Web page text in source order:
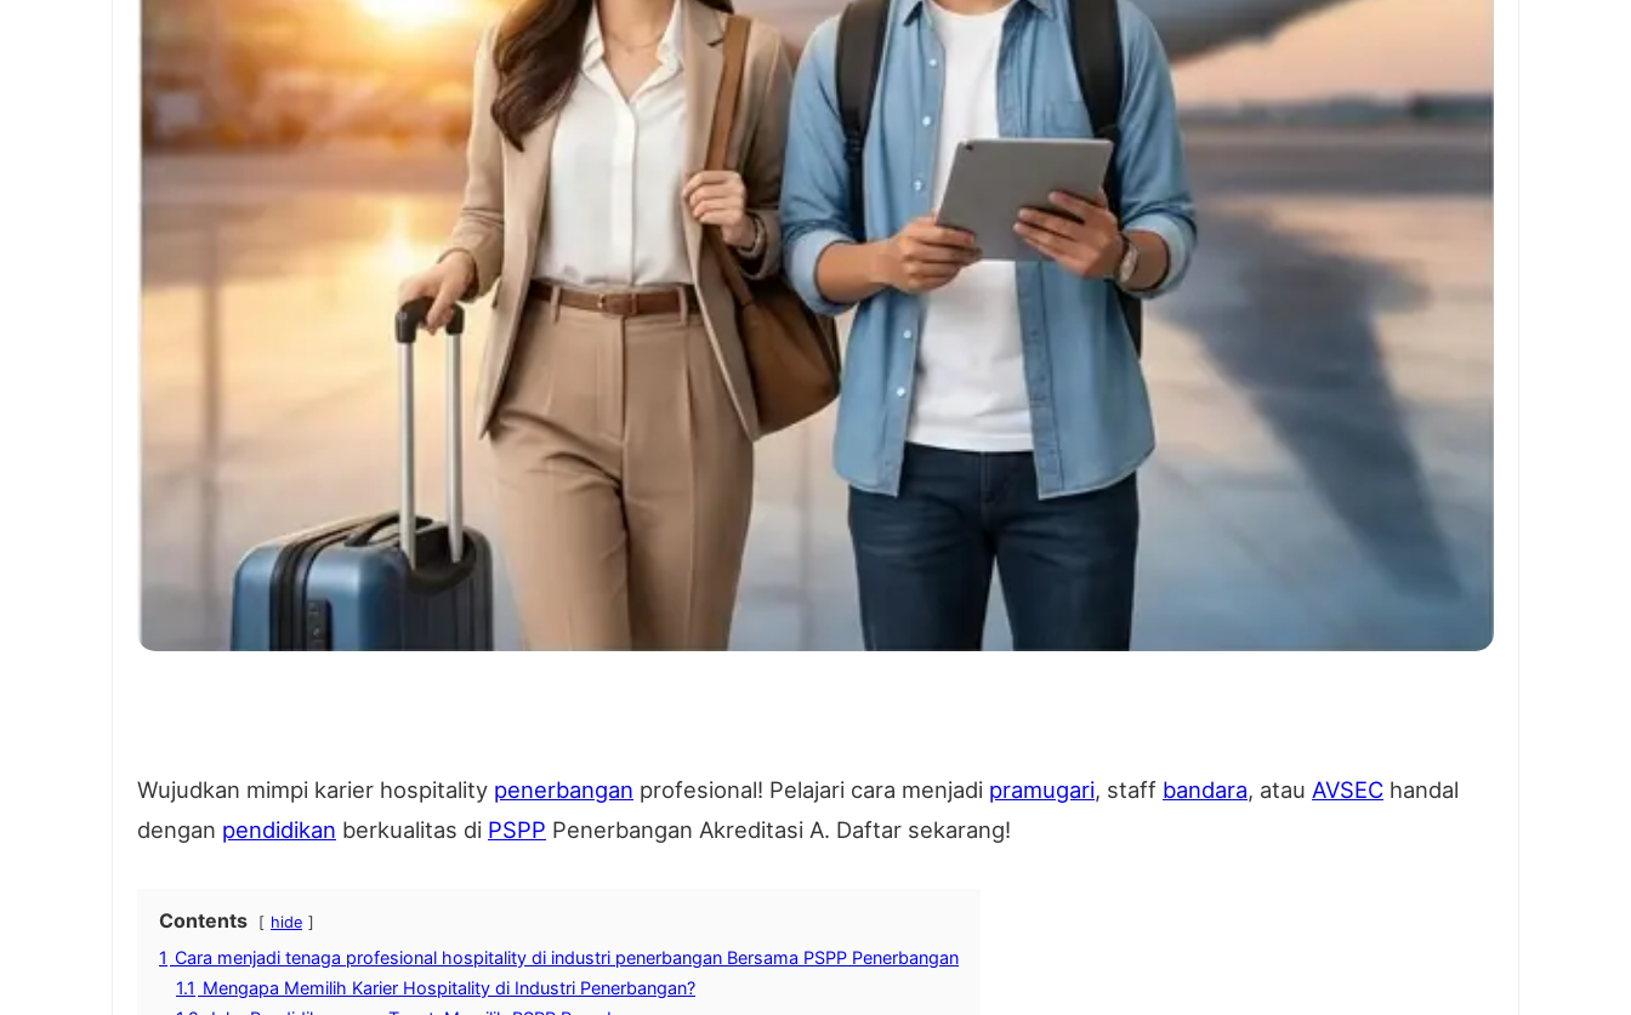
Wujudkan mimpi karier hospitality penerbangan profesional! Pelajari cara menjadi pramugari, staff bandara, atau AVSEC handal
dengan pendidikan berkualitas di PSPP Penerbangan Akreditasi A. Daftar sekarang!
Contents hide
1 Cara menjadi tenaga profesional hospitality di industri penerbangan Bersama PSPP Penerbangan
1.1 Mengapa Memilih Karier Hospitality di Industri Penerbangan?